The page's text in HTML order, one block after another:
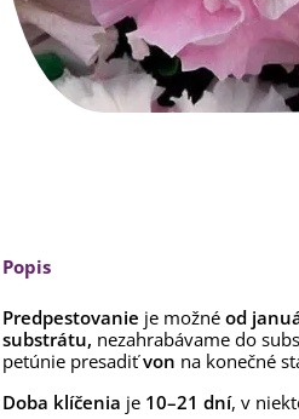
Kuchynské bylinky na malú
plochu - výsevný disk...
3,80 €
Mrkva neskorá Cidera -
Popis
Predpestovanie je možné od
substrátu, nezahrabávame do
petúnie presadiťvon na konečné
Doba klíčenia je 10–21 dní, v